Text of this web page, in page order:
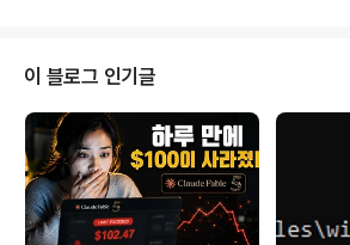
선진국 가운데에선 프랑스(6.2%) 일본(5.6%) 스페인(3.
3%) 등이 상대적으로 낮았고, 중국도 4.5%로 비교적 선
방했다. 물가상승률 등을 반영한 실질가격상승률을 보면
순위는 크게 달라졌다. 스웨덴이 15.3%로 1위를 차지했
고, 터키는 10.3%로 10위에 순..
이 블로그 인기글